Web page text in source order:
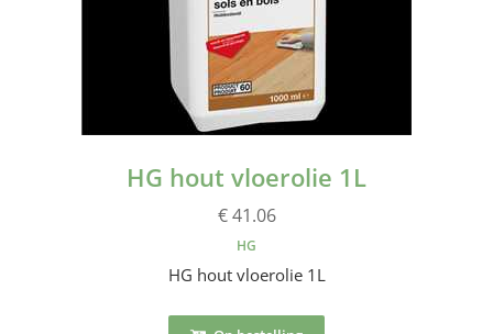
HG hout vloerolie 1L
€ 41.06
HG
HG hout vloerolie 1L